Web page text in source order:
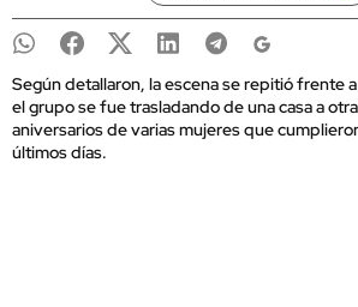
Según detallaron, la escena se repitió frente
el grupo se fue trasladando de una casa a
aniversarios de varias mujeres que
últimos días.